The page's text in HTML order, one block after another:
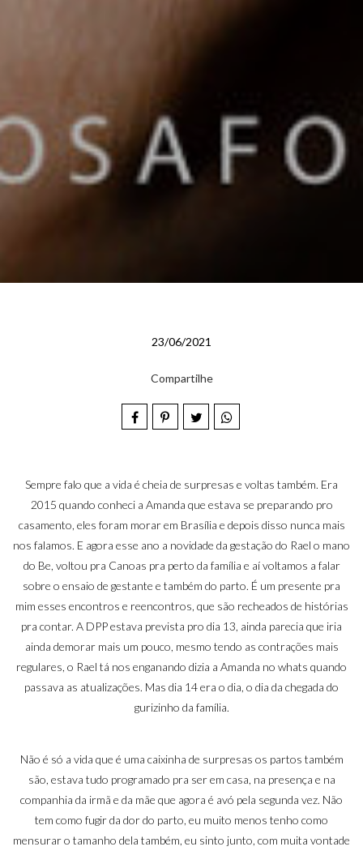
23/06/2021
Compartilhe
Sempre falo que a vida é cheia de surpresas e voltas também. Era
2015 quando conheci a Amanda que estava se preparando pro
casamento, eles foram morar em Brasília e depois disso nunca mais
nos falamos. E agora esse ano a novidade da gestação do Rael o mano
do Be, voltou pra Canoas pra perto da família e aí voltamos a falar
sobre o ensaio de gestante e também do parto. É um presente pra
mim esses encontros e reencontros, que são recheados de histórias
pra contar. A DPP estava prevista pro dia 13, ainda parecia que iria
ainda demorar mais um pouco, mesmo tendo as contrações mais
regulares, o Rael tá nos enganando dizia a Amanda no whats quando
passava as atualizações. Mas dia 14 era o dia, o dia da chegada do
gurizinho da família.
Não é só a vida que é uma caixinha de surpresas os partos também
são, estava tudo programado pra ser em casa, na presença e na
companhia da irmã e da mãe que agora é avó pela segunda vez. Não
tem como fugir da dor do parto, eu muito menos tenho como
mensurar o tamanho dela também, eu sinto junto, com muita vontade